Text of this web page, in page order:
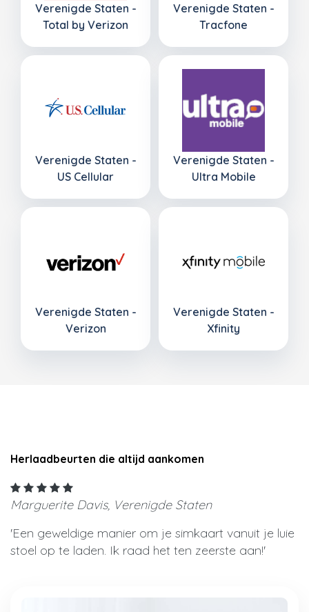
Verenigde Staten -
Total by Verizon
Verenigde Staten -
Tracfone
Verenigde Staten -
US Cellular
Verenigde Staten -
Ultra Mobile
Verenigde Staten -
Verizon
Verenigde Staten -
Xfinity
Herlaadbeurten die altijd aankomen
Marguerite Davis, Verenigde Staten
'Een geweldige manier om je simkaart vanuit je luie
stoel op te laden. Ik raad het ten zeerste aan!'